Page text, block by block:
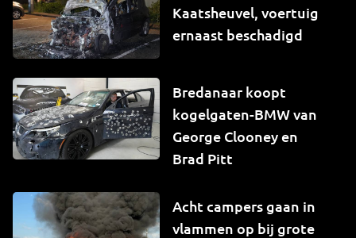
Kaatsheuvel, voertuig
ernaast beschadigd
Bredanaar koopt
kogelgaten-BMW van
George Clooney en
Brad Pitt
Acht campers gaan in
vlammen op bij grote